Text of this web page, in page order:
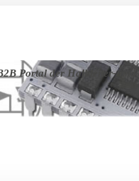
Portal der Halbleiter-